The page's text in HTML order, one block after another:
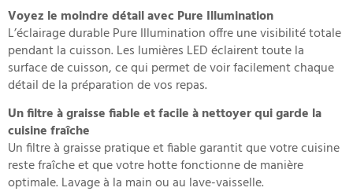
Voyez le moindre détail avec Pure Illumination
L’éclairage durable Pure Illumination offre une visibilité totale
pendant la cuisson. Les lumières LED éclairent toute la
surface de cuisson, ce qui permet de voir facilement chaque
détail de la préparation de vos repas.
Un filtre à graisse fiable et facile à nettoyer qui garde la
cuisine fraîche
Un filtre à graisse pratique et fiable garantit que votre cuisine
reste fraîche et que votre hotte fonctionne de manière
optimale. Lavage à la main ou au lave-vaisselle.